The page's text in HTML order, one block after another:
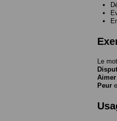
Le mot
Aimer
Peur